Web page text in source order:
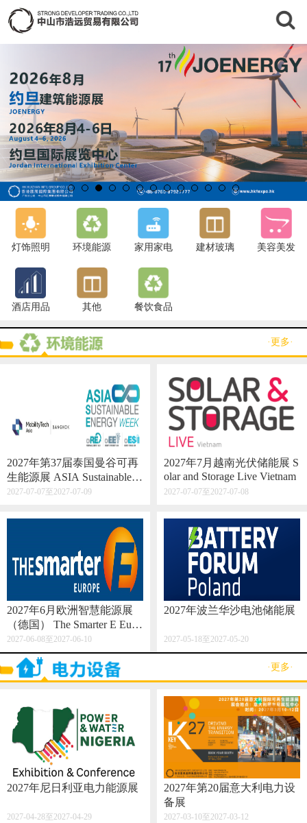
灯饰照明 环境能源 家用家电 建材玻璃 美容美发
酒店用品 其他 餐饮食品
·更多·
2027年第37届泰国曼谷可再
生能源展 ASIA Sustainable E
nergy Week
2027-07-07至2027-07-09
2027年7月越南光伏储能展 S
olar and Storage Live Vietnam
2027-07-07至2027-07-08
2027年6月欧洲智慧能源展
（德国） The Smarter E Euro
pe 2027
2027-06-08至2027-06-10
2027年波兰华沙电池储能展
2027-05-18至2027-05-20
·更多·
2027年尼日利亚电力能源展
2027-04-28至2027-04-29
2027年第20届意大利电力设
备展
2027-03-10至2027-03-12